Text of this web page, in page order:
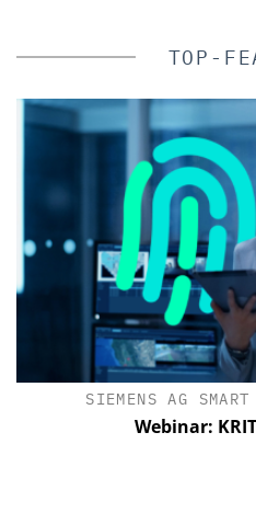
TOP-
SIEMENS AG SMART
Webinar: